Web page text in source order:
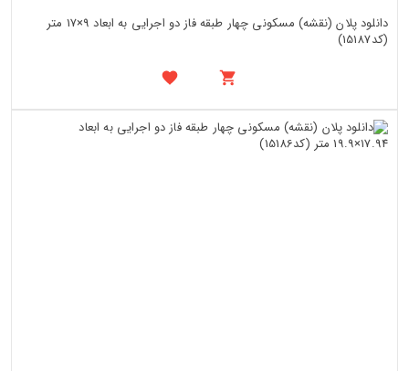
دانلود پلان (نقشه) مسکونی چهار طبقه فاز دو اجرایی به ابعاد 9×17 متر
(کد15187)